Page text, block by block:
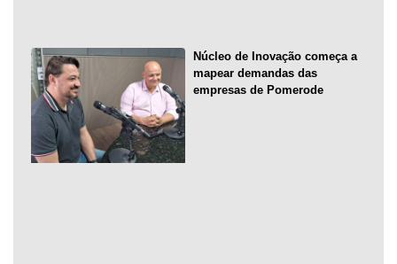
Núcleo de Inovação começa a
mapear demandas das
empresas de Pomerode